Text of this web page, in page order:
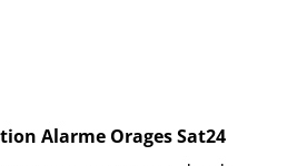
Alarme Orages Sat24